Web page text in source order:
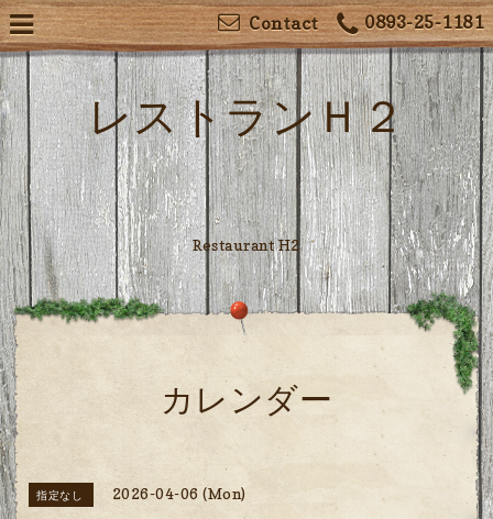
0893-25-1181
Contact
レストランＨ２
Restaurant H2
カレンダー
指定なし 2026-04-06 (Mon)